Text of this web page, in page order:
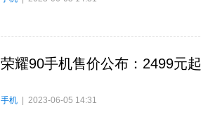
荣耀90手机售价公布：2499元起
手机 | 2023-06-05 14:31